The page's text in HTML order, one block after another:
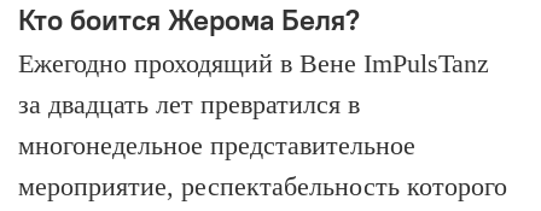
Кто боится Жерома Беля?
Ежегодно проходящий в Вене ImPulsTanz
за двадцать лет превратился в
многонедельное представительное
мероприятие, респектабельность которого